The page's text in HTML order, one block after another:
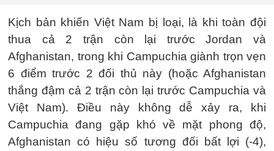
Kịch bản khiến Việt Nam bị loại, là khi toàn đội
thua cả 2 trận còn lại trước Jordan và
Afghanistan, trong khi Campuchia giành trọn vẹn
6 điểm trước 2 đối thủ này (hoặc Afghanistan
thắng đậm cả 2 trận còn lại trước Campuchia và
Việt Nam). Điều này không dễ xảy ra, khi
Campuchia đang gặp khó về mặt phong độ,
Afghanistan có hiệu số tương đối bất lợi (-4),